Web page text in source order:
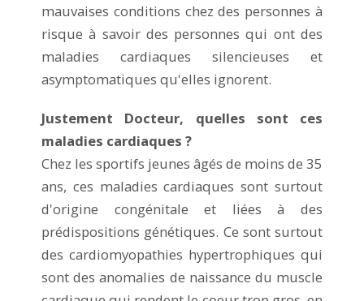
mauvaises conditions chez des personnes à
risque à savoir des personnes qui ont des
maladies cardiaques silencieuses et
asymptomatiques qu'elles ignorent.
Justement Docteur, quelles sont ces
maladies cardiaques ?
Chez les sportifs jeunes âgés de moins de 35
ans, ces maladies cardiaques sont surtout
d'origine congénitale et liées à des
prédispositions génétiques. Ce sont surtout
des cardiomyopathies hypertrophiques qui
sont des anomalies de naissance du muscle